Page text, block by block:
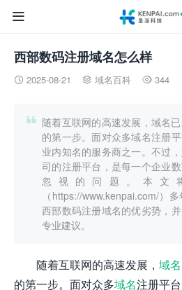

西部数码注册域名怎么样
 2025-08-21  域名百科  344
 随着互联网的高速发展，域名
的第一步。面对众多域名注册
业内知名的服务商之一。不过
司的注册平台，是每一个企业
忽视的问题。本文
（https://www.kenpai.com/）
西部数码注册域名的优劣势，
专业建议。
随着互联网的高速发展， 域名
的第一步。面对众多域名注册平